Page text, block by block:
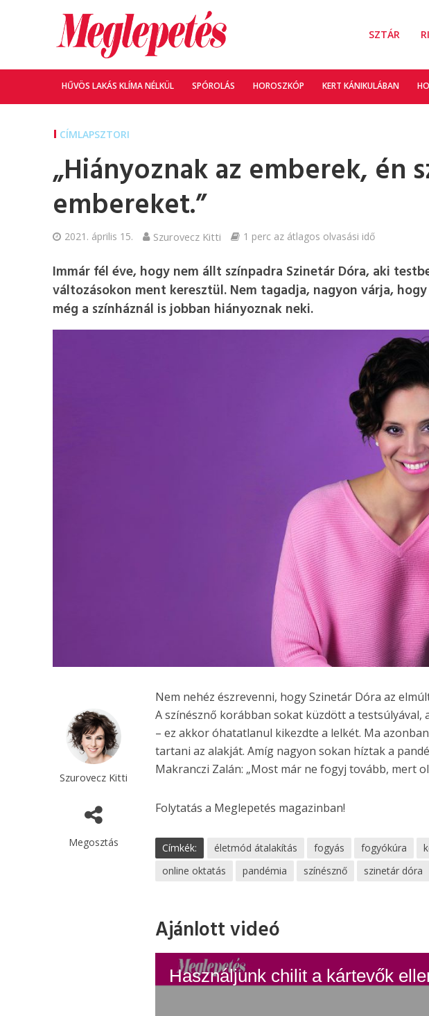
SZTÁR
HŰVÖS LAKÁS KLÍMA NÉLKÜL SPÓROLÁS HOROSZKÓP KERT KÁNIKULÁBAN
CÍMLAPSZTORI
„Hiányoznak az emberek, én
embereket.”
2021. április 15. Szurovecz Kitti 1 perc az átlagos olvasási idő
Immár fél éve, hogy nem állt színpadra Szinetár Dóra, aki
változásokon ment keresztül. Nem tagadja, nagyon várja,
még a színháznál is jobban hiányoznak neki.
Szurovecz Kitti
Megosztás
Nem nehéz észrevenni, hogy Szinetár Dóra az
A színésznő korábban sokat küzdött a
– ez akkor óhatatlanul kikezdte a lelkét. Ma
tartani az alakját. Amíg nagyon sokan híztak a
Makranczi Zalán: „Most már ne fogyj tovább, mert
Folytatás a Meglepetés magazinban!
Címkék: életmód átalakítás fogyás fogyókúra
online oktatás
pandémia színésznő szinetár dóra
Ajánlott videó
Használjunk chilit a kártevők